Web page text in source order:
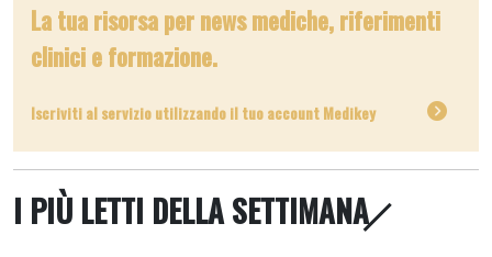
La tua risorsa per news mediche, riferimenti
clinici e formazione.
Iscriviti al servizio utilizzando il tuo account Medikey
I PIÙ LETTI DELLA SETTIMANA